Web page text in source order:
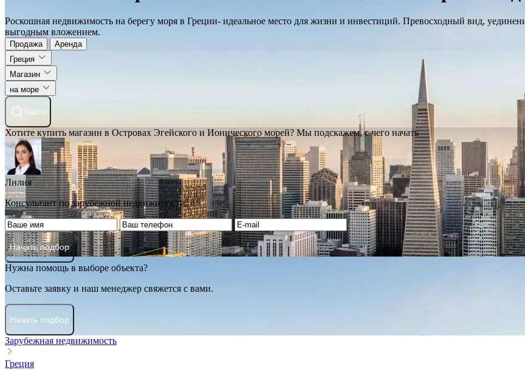
Роскошная недвижимость на берегу моря в Греции- идеальное место для жизни и инвестиций. Превосходный вид,
выгодным вложением.
Продажа
Аренда
Греция
Магазин
на море
Найти
Хотите купить магазин в Островах Эгейского и Ионического морей? Мы подскажем, с чего начать
Лилия
Консультант по зарубежной недвижимости
Начать подбор
Нужна помощь в выборе объекта?
Оставьте заявку и наш менеджер свяжется с вами.
Начать подбор
Зарубежная недвижимость
Греция